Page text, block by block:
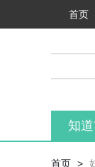
首页
知
首页 >